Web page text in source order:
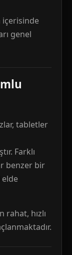
içerisinde
genel
tabletler
Farklı
benzer bir
hızlı